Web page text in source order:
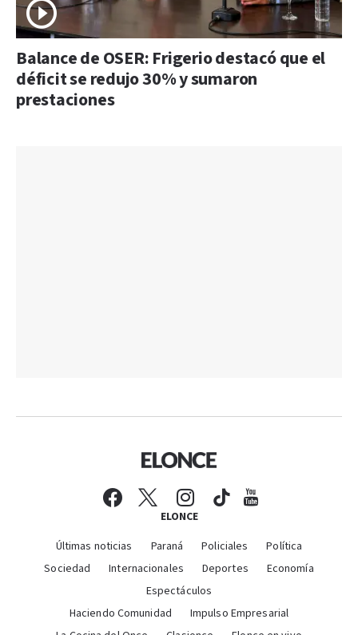
Balance de OSER: Frigerio destacó que el
déficit se redujo 30% y sumaron
prestaciones
ELONCE
Últimas noticias Paraná Policiales
Política
Sociedad
Internacionales Deportes
Economía
Espectáculos
Haciendo Comunidad
Impulso Empresarial